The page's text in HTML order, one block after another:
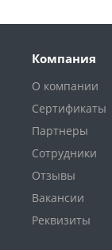
Компания
О компании
Сертификаты
Партнеры
Сотрудники
Отзывы
Вакансии
Реквизиты